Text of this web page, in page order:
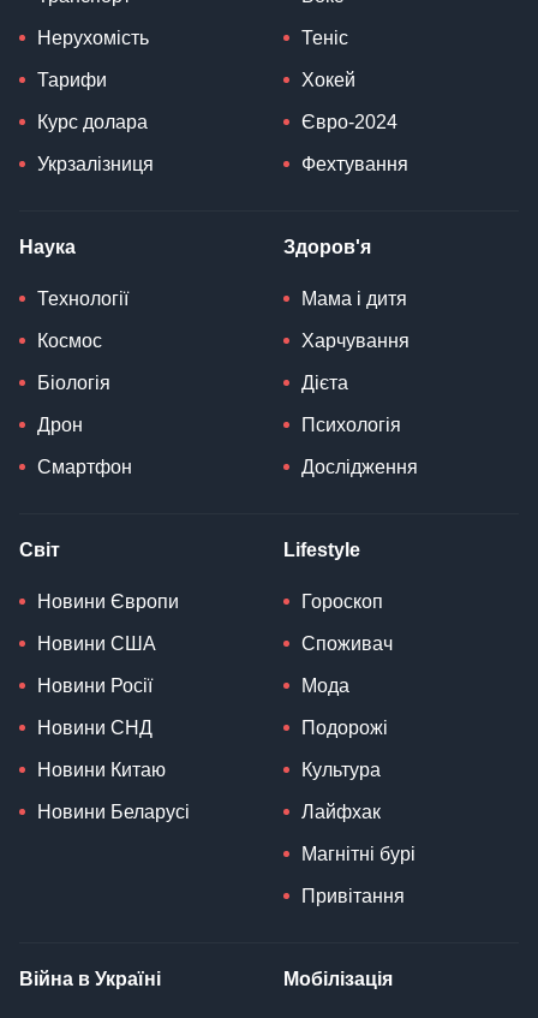
Нерухомість
Тарифи
Курс долара
Укрзалізниця
Теніс
Хокей
Євро-2024
Фехтування
Наука
Технології
Космос
Біологія
Дрон
Смартфон
Здоров'я
Мама і дитя
Харчування
Дієта
Психологія
Дослідження
Світ
Новини Європи
Новини США
Новини Росії
Новини СНД
Новини Китаю
Новини Беларусі
Lifestyle
Гороскоп
Споживач
Мода
Подорожі
Культура
Лайфхак
Магнітні бурі
Привітання
Війна в Україні Мобілізація